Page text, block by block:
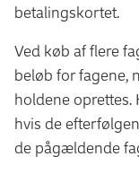
betalingskortet.
Ved køb af flere
beløb for fagene,
holdene oprettes.
hvis de
de pågældende